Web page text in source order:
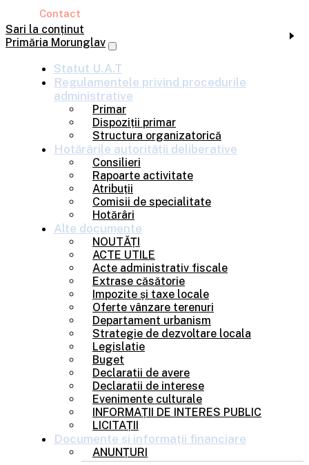
Sari la conținut
Primăria Morunglav
Statut U.A.T
Regulamentele privind procedurile
administrative
Primar
Dispoziții primar
Structura organizatorică
Hotărârile autorității deliberative
Consilieri
Rapoarte activitate
Atribuții
Comisii de specialitate
Hotărâri
Alte documente
NOUTĂȚI
ACTE UTILE
Acte administrativ fiscale
Extrase căsătorie
Impozite și taxe locale
Oferte vânzare terenuri
Departament urbanism
Strategie de dezvoltare locala
Legislatie
Buget
Declaratii de avere
Declaratii de interese
Evenimente culturale
INFORMAȚII DE INTERES PUBLIC
LICITAȚII
Documente și informații financiare
ANUNȚURI
Contact